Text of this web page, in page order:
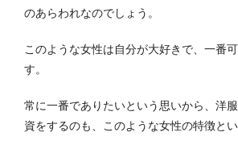
のあらわれなのでしょう。
このような女性は自分が大好きで、一番
す。
常に一番でありたいという思いから、洋
資をするのも、このような女性の特徴とい